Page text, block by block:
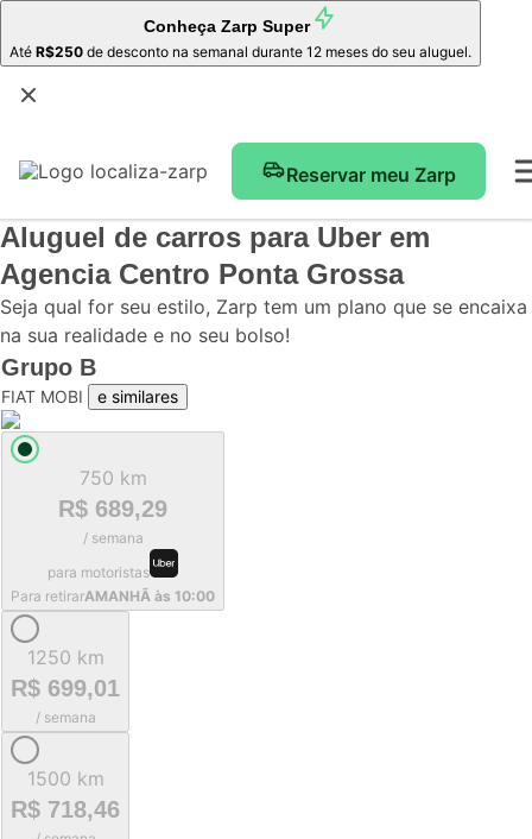
Conheça Zarp Super
Até R$250 de desconto na semanal durante 12 meses do seu aluguel.
Reservar meu Zarp
Aluguel de carros para Uber em
Agencia Centro Ponta Grossa
Seja qual for seu estilo, Zarp tem um plano que se encaixa
na sua realidade e no seu bolso!
Grupo B
FIAT MOBI e similares
750 km
R$ 689,29
/ semana
para motoristas
Para retirarAMANHÃ às 10:00
1250 km
R$ 699,01
/ semana
1500 km
R$ 718,46